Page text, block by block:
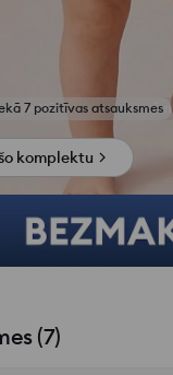
fotoattēlus no atsauksmēm
komplektu
(7)